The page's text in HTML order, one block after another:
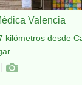
Valencia
kilómetros desde